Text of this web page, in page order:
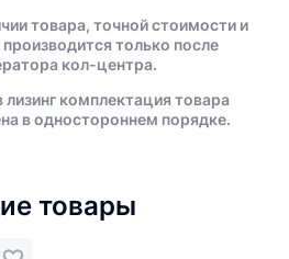
товара, точной стоимости и
только после
кол-центра.
комплектация товара
в одностороннем порядке.
товары